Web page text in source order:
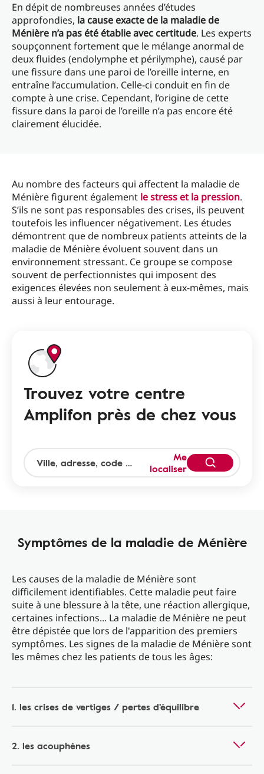
En dépit de nombreuses années d’études
approfondies, la cause exacte de la maladie de
Ménière n’a pas été établie avec certitude. Les experts
soupçonnent fortement que le mélange anormal de
deux fluides (endolymphe et périlymphe), causé par
une fissure dans une paroi de l’oreille interne, en
entraîne l’accumulation. Celle-ci conduit en fin de
compte à une crise. Cependant, l’origine de cette
fissure dans la paroi de l’oreille n’a pas encore été
clairement élucidée.
Au nombre des facteurs qui affectent la maladie de
Ménière figurent également le stress et la pression.
S’ils ne sont pas responsables des crises, ils peuvent
toutefois les influencer négativement. Les études
démontrent que de nombreux patients atteints de la
maladie de Ménière évoluent souvent dans un
environnement stressant. Ce groupe se compose
souvent de perfectionnistes qui imposent des
exigences élevées non seulement à eux-mêmes, mais
aussi à leur entourage.
Trouvez votre centre
Amplifon près de chez vous
Me
localiser
Symptômes de la maladie de Ménière
Les causes de la maladie de Ménière sont
difficilement identifiables. Cette maladie peut faire
suite à une blessure à la tête, une réaction allergique,
certaines infections... La maladie de Ménière ne peut
être dépistée que lors de l'apparition des premiers
symptômes. Les signes de la maladie de Ménière sont
les mêmes chez les patients de tous les âges:
1. les crises de vertiges / pertes d'équilibre
2. les acouphènes